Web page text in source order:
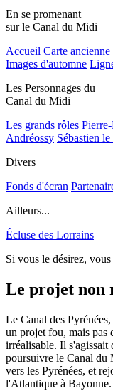
En se promenant
sur le Canal du Midi
Accueil Carte
Images d'automne
Les Personnages du
Canal du Midi
Les grands rôles
Andréossy Sébastien
Divers
Fonds d'écran
Ailleurs...
Écluse des Lorrains
Si vous le désirez,
Le projet non
Le Canal des Pyrénées,
un projet fou, mais pas
irréalisable. Il s'agissait
poursuivre le Canal du
vers les Pyrénées, et
l'Atlantique à